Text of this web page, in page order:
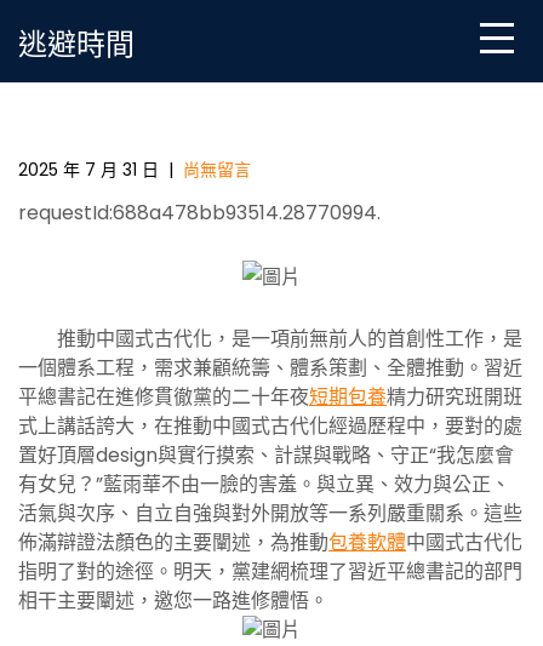
逃避時間
進修語專包養行情 | 推動中國式古代化是一個體系工
2025 年 7 月 31 日 | 尚無留言
requestId:688a478bb93514.28770994.
推動中國式古代化，是一項前無前人的首創性工作，是
一個體系工程，需求兼顧統籌、體系策劃、全體推動。習近
平總書記在進修貫徹黨的二十年夜短期包養精力研究班開班
式上講話誇大，在推動中國式古代化經過歷程中，要對的處
置好頂層design與實行摸索、計謀與戰略、守正“我怎麼會
有女兒？”藍雨華不由一臉的害羞。與立異、效力與公正、
活氣與次序、自立自強與對外開放等一系列嚴重關系。這些
佈滿辯證法顏色的主要闡述，為推動包養軟體中國式古代化
指明了對的途徑。明天，黨建網梳理了習近平總書記的部門
相干主要闡述，邀您一路進修體悟。